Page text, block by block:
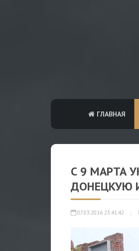
ГЛАВНАЯ
С 9 МАРТА
ДОНЕЦКУЮ
07.03.2016 23:41:42